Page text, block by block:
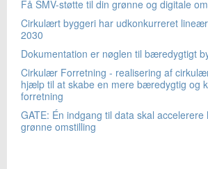
Få SMV-støtte til din grønne og digitale
Cirkulært byggeri har udkonkurreret
2030
Dokumentation er nøglen til bæredygtigt
Cirkulær Forretning - realisering af
hjælp til at skabe en mere bæredygtig og
forretning
GATE: Én indgang til data skal accelerere
grønne omstilling